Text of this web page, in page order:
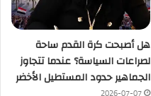
هل أصبحت كرة القدم ساحة
لصراعات السياسة؟ عندما تتجاوز
الجماهير حدود المستطيل الأخضر
2026-07-07